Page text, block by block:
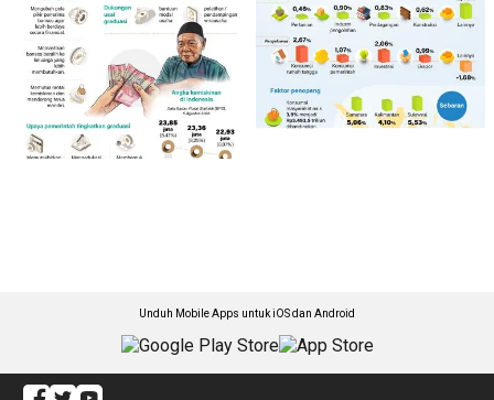
Unduh Mobile Apps untuk iOS dan Android